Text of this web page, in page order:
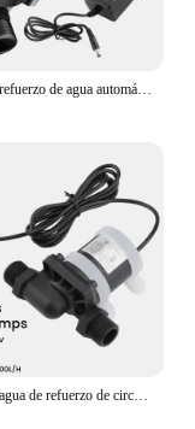
Bomba de refuerzo de agua automática, bomba de agua sin escobillas de 24V, bomba de refuerzo de ducha para el hogar, presión de agua añadida, bomba silenciosa
Bomba de agua de refuerzo de circulación ajustable, calentador de agua de CC de JT-750, 6V, 8V, 12V, 24V, bomba de refuerzo de calefacción de piso de Ducha